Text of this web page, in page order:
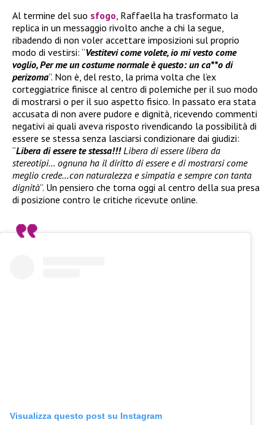
Al termine del suo sfogo , Raffaella ha trasformato la
replica in un messaggio rivolto anche a chi la segue,
ribadendo di non voler accettare imposizioni sul proprio
modo di vestirsi: “Vestitevi come volete, io mi vesto come
voglio, Per me un costume normale è questo: un ca**o di
perizoma”. Non è, del resto, la prima volta che l’ex
corteggiatrice finisce al centro di polemiche per il suo modo
di mostrarsi o per il suo aspetto fisico. In passato era stata
accusata di non avere pudore e dignità, ricevendo commenti
negativi ai quali aveva risposto rivendicando la possibilità di
essere se stessa senza lasciarsi condizionare dai giudizi:
“Libera di essere te stessa!!!Libera di essere libera da
stereotipi… ognuna ha il diritto di essere e di mostrarsi come
meglio crede…con naturalezza e simpatia e sempre con tanta
dignità”. Un pensiero che torna oggi al centro della sua presa
di posizione contro le critiche ricevute online.
Visualizza questo post su Instagram